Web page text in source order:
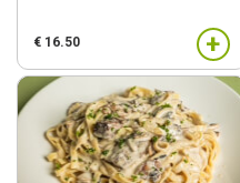
€ 16.50 +